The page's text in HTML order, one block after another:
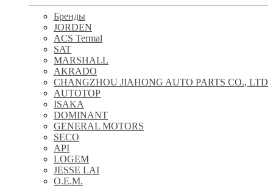
Бренды
JORDEN
ACS Termal
SAT
MARSHALL
AKRADO
CHANGZHOU JIAHONG AUTO PARTS CO., LTD
AUTOTOP
ISAKA
DOMINANT
GENERAL MOTORS
SECO
API
LOGEM
JESSE LAI
O.E.M.